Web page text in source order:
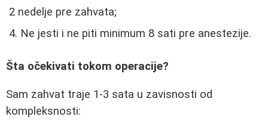
2 nedelje pre zahvata;
Ne jesti i ne piti minimum 8 sati pre anestezije.
Šta očekivati tokom operacije?
Sam zahvat traje 1-3 sata u zavisnosti od
kompleksnosti: